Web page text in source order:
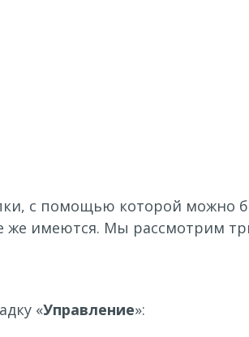
с помощью которой можно
же имеются. Мы рассмотрим
«Управление»: